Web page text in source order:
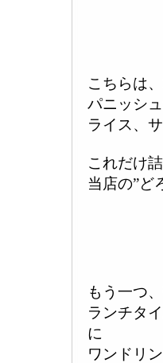
こちらは
パニッシ
ライス、
これだけ
当店の”ど
もう一つ
ランチタ
に
ワンドリ